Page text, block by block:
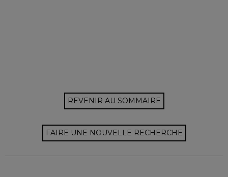
REVENIR AU SOMMAIRE
FAIRE UNE NOUVELLE RECHERCHE